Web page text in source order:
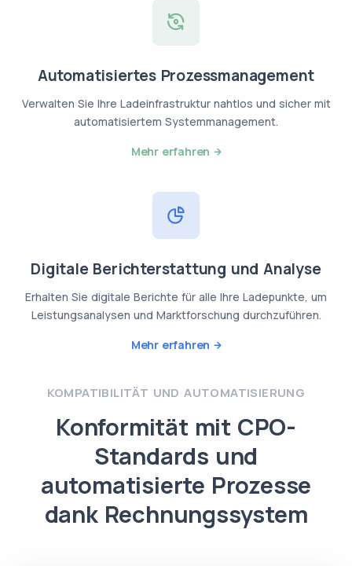
Automatisiertes Prozessmanagement
Verwalten Sie Ihre Ladeinfrastruktur nahtlos und sicher mit
automatisiertem Systemmanagement.
Mehr erfahren
Digitale Berichterstattung und Analyse
Erhalten Sie digitale Berichte für alle Ihre Ladepunkte, um
Leistungsanalysen und Marktforschung durchzuführen.
Mehr erfahren
KOMPATIBILITÄT UND AUTOMATISIERUNG
Konformität mit CPO-
Standards und
automatisierte Prozesse
dank Rechnungssystem